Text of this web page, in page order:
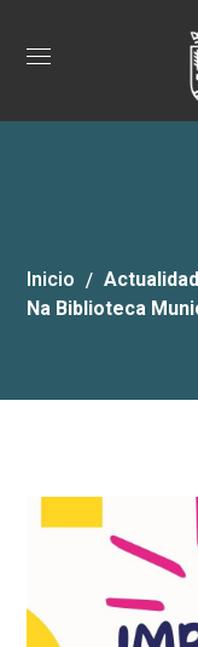
Inicio Actualidad
Na Biblioteca